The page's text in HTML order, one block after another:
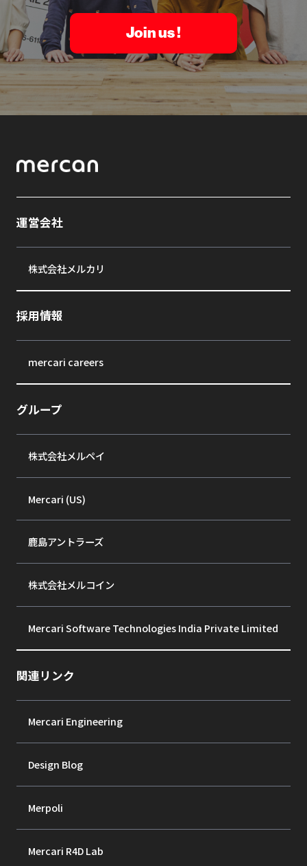
Join us !
運営会社
株式会社メルカリ
採用情報
mercari careers
グループ
株式会社メルペイ
Mercari (US)
鹿島アントラーズ
株式会社メルコイン
Mercari Software Technologies India Private Limited
関連リンク
Mercari Engineering
Design Blog
Merpoli
Mercari R4D Lab